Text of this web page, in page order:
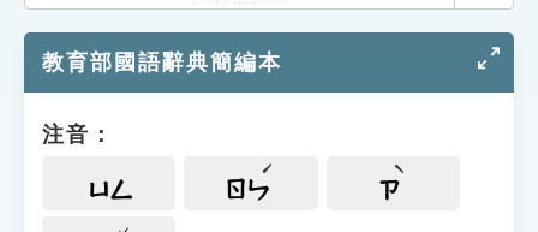
單字索引
遊戲專區
教育部國語辭典簡編本
注音：
ㄩㄥ ㄖㄣ ㄗ